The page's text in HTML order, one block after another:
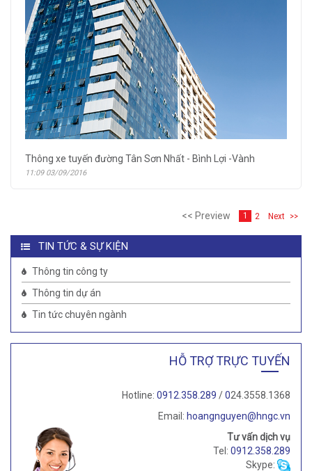
Thông xe tuyến đường Tân Sơn Nhất - Bình Lợi -Vành
11:09 03/09/2016
<< Preview 1 2 Next >>
TIN TỨC & SỰ KIỆN
Thông tin công ty
Thông tin dự án
Tin tức chuyên ngành
HỖ TRỢ TRỰC TUYẾN
Hotline: 0912.358.289 /024.3558.1368
Email: hoangnguyen@hngc.vn
Tư vấn dịch vụ
Tel: 0912.358.289
Skype: